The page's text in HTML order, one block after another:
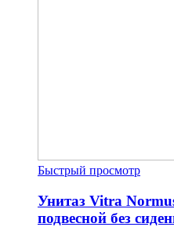
Быстрый просмотр
Унитаз Vitra
подвесной без